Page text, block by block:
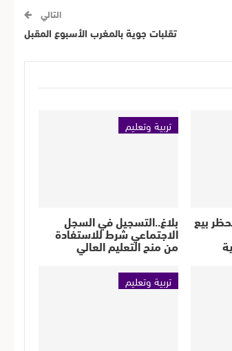
التالي
تقلبات جوية بالمغرب الأسبوع المقبل
بيع
تربية وتعليم
بلاغ..التسجيل في السجل
الاجتماعي شرط للاستفادة
من منح التعليم العالي
تربية وتعليم